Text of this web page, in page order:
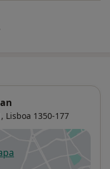
Lisboa 1350-177
novo separador